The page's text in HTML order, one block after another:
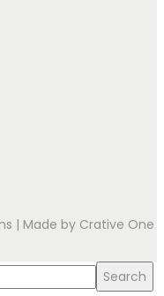
| Made by Crative One
Search